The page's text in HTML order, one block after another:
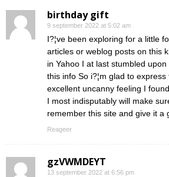
birthday gift
9 september 2022 at 5:02 am
I?¦ve been exploring for a little
articles or weblog posts on this
in Yahoo I at last stumbled
this info So i?¦m glad to
excellent uncanny feeling I
I most indisputably will make
remember this site and give it a
Reageer
gzVWMDEYT
13 september 2022 at 6:56 pm